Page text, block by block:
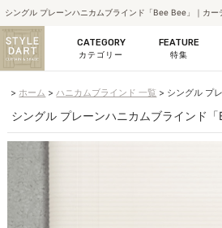
シングル プレーンハニカムブラインド「Bee Bee」｜カー
CATEGORY
カテゴリー
FEATURE
特集
ホーム ハニカムブラインド 一覧 シングル プ
シングル プレーンハニカムブラインド「